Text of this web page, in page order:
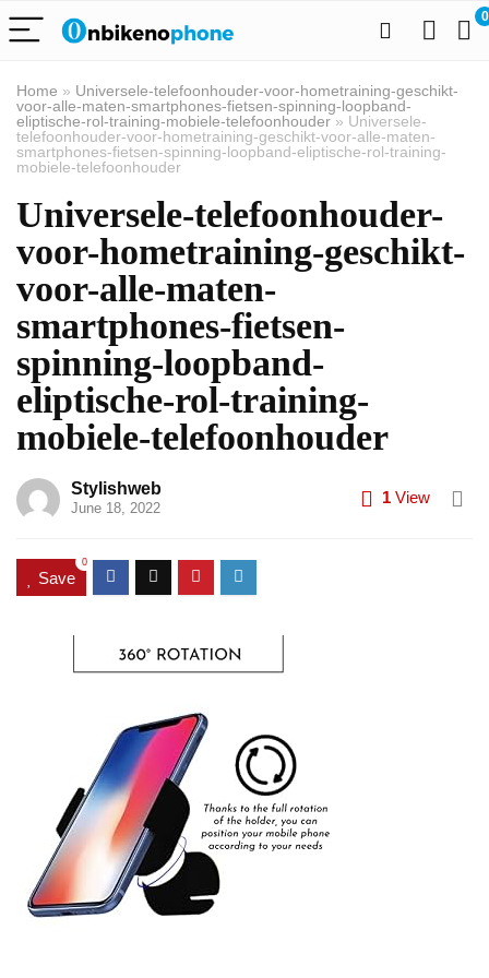
0
Home » Universele-telefoonhouder-voor-hometraining-geschikt-
voor-alle-maten-smartphones-fietsen-spinning-loopband-
eliptische-rol-training-mobiele-telefoonhouder » Universele-
telefoonhouder-voor-hometraining-geschikt-voor-alle-maten-
smartphones-fietsen-spinning-loopband-eliptische-rol-training-
mobiele-telefoonhouder
Universele-telefoonhouder-
voor-hometraining-geschikt-
voor-alle-maten-
smartphones-fietsen-
spinning-loopband-
eliptische-rol-training-
mobiele-telefoonhouder
Stylishweb
June 18, 2022
1 View
Save
0